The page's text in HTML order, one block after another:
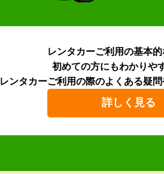
レンタカーご利用の基本
初めての方にもわかりや
レンタカーご利用の際のよくある疑問
詳しく見る